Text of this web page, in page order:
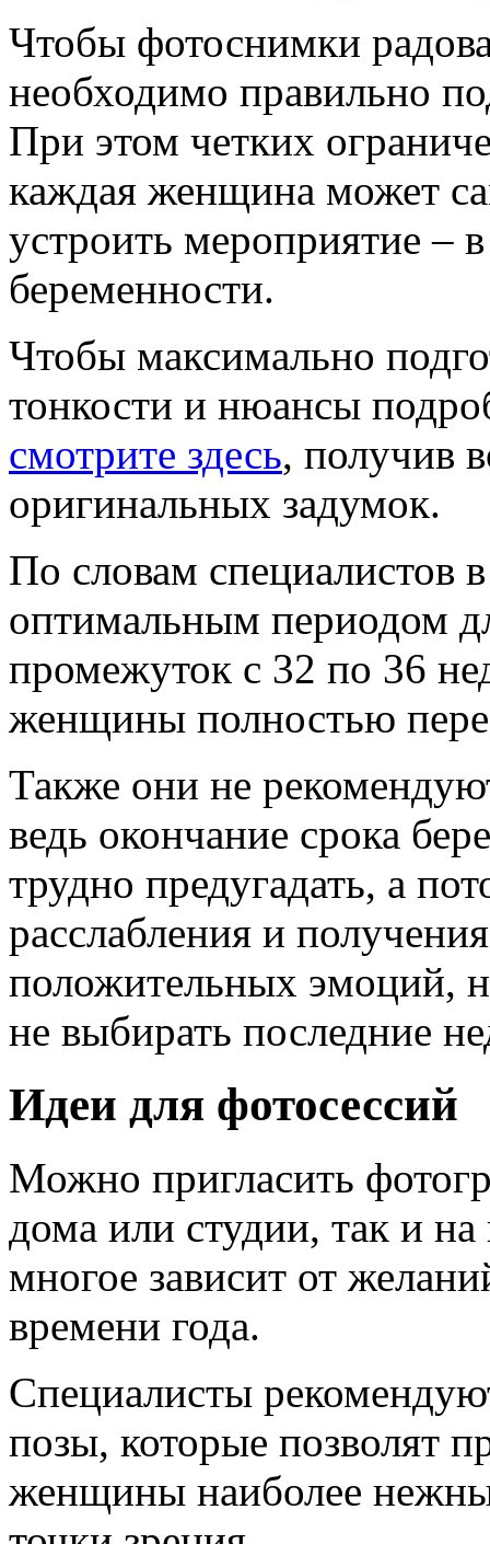
Чтобы фотоснимки
необходимо правильно
При этом четких
каждая женщина может
устроить мероприятие –
беременности.
Чтобы максимально
тонкости и нюансы
смотрите здесь, получив
оригинальных задумок.
По словам специалистов
оптимальным периодом
промежуток с 32 по 36
женщины полностью
Также они не
ведь окончание срока
трудно предугадать, а
расслабления и
положительных эмоций,
не выбирать последние
Идеи для фотосессий
Можно пригласить
дома или студии, так и
многое зависит от
времени года.
Специалисты
позы, которые позволят
женщины наиболее